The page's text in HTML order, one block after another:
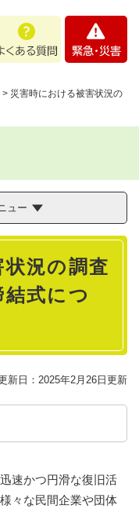
・
> 災害時における被害状況の
ュー
況の調査
式につ
新日：2025年2月26日更新
速かつ円滑な復旧活
々な民間企業や団体